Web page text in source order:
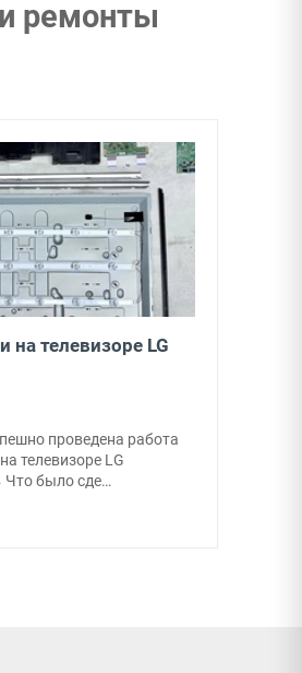
ремонты
тачскрина на Apple Watch
Плюс" успешно проведены работы
тачскрина на смарт-часах Apple
<br><br> 🔧 Что …